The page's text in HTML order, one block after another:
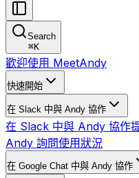
Search
⌘K
歡迎使用 MeetAndy
快速開始
在 Slack 中與 Andy 協作
在 Slack 中與 Andy 協作
Andy 詢問使用狀況
在 Google Chat 中與 Andy 協作